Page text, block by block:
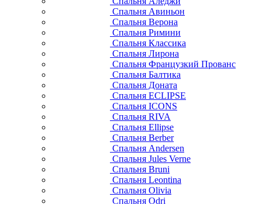
Спальня Авиньон
Спальня Верона
Спальня Римини
Спальня Классика
Спальня Лирона
Спальня Французкий Прованс
Спальня Балтика
Спальня Доната
Спальня ECLIPSE
Спальня ICONS
Спальня RIVA
Спальня Ellipse
Спальня Berber
Спальня Andersen
Спальня Jules Verne
Спальня Bruni
Спальня Leontina
Спальня Olivia
Спальня Odri